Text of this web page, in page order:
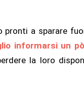
a sparare
informarsi un
la loro